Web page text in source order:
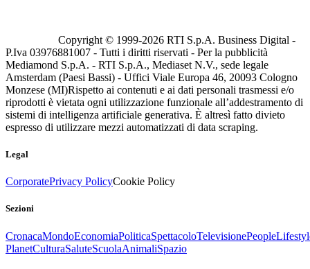
Copyright © 1999-2026 RTI S.p.A. Business Digital -
P.Iva 03976881007 - Tutti i diritti riservati - Per la pubblicità
Mediamond S.p.A. - RTI S.p.A., Mediaset N.V., sede legale
Amsterdam (Paesi Bassi) - Uffici Viale Europa 46, 20093 Cologno
Monzese (MI)Rispetto ai contenuti e ai dati personali trasmessi e/o
riprodotti è vietata ogni utilizzazione funzionale all’addestramento di
sistemi di intelligenza artificiale generativa. È altresì fatto divieto
espresso di utilizzare mezzi automatizzati di data scraping.
Legal
CorporatePrivacy PolicyCookie Policy
Sezioni
CronacaMondoEconomiaPoliticaSpettacoloTelevisionePeople
PlanetCulturaSaluteScuolaAnimaliSpazio